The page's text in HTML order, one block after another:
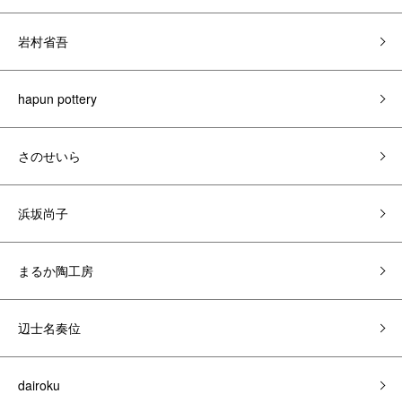
岩村省吾
hapun pottery
さのせいら
浜坂尚子
まるか陶工房
辺士名奏位
dairoku